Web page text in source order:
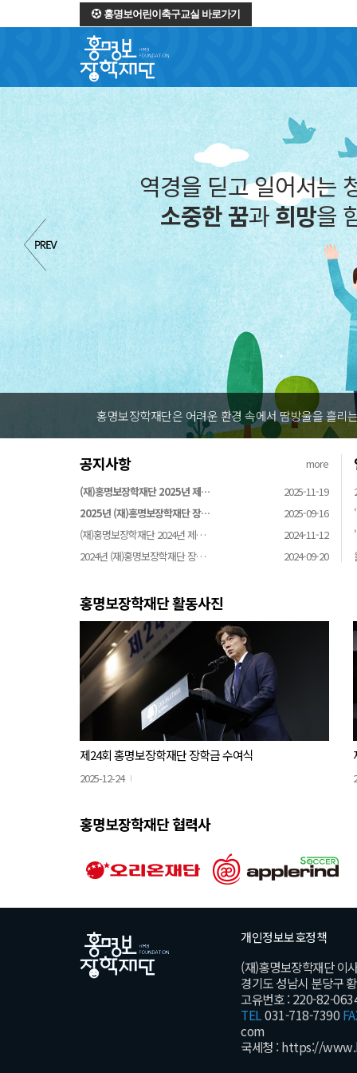
홍명보어린이축구교실 바로가기
역경을 딛고 일어서는
소중한 꿈과희망을
홍명보장학재단은 어려운 환경 속에서 땀방울을 흘리
공지사항
more
(재)홍명보장학재단 2025년 제…
2025-11-19
2025년 (재)홍명보장학재단 장…
2025-09-16
(재)홍명보장학재단 2024년 제…
2024-11-12
2024년 (재)홍명보장학재단 장…
2024-09-20
홍명보장학재단 활동사진
제24회 홍명보장학재단 장학금 수여식
2025-12-24
홍명보장학재단 협력사
개인정보보호정책
(재)홍명보장학재단 이
경기도 성남시 분당구
고유번호 : 220-82-
TEL031-718-7390
com
국세청 :https://